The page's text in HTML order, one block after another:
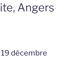
Angers
décembre